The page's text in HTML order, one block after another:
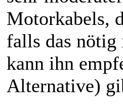
Motorkabels,
falls das nötig
kann ihn
Alternative)